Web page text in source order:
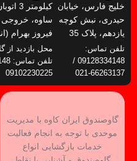
خلیج فارس، خیابان
حیدری، نبش کوچه
یازدهم، پلاک 35
تلفن تماس:
09128334148 /
66263137-021
ساوه،
فیروز بهرام
محل بازدید از
09102230225
گاوصندوق ایران کاوه با مدیریت
موحدی با توجه به انجام فعالیت
خدمات بازگشایی انواع